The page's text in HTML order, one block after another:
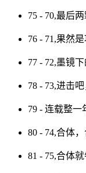
75 - 70,最后
76 - 71,果然
77 - 72,墨镜
78 - 73,进击吧
79 - 连载整一
80 - 74,合体，
81 - 75,合体